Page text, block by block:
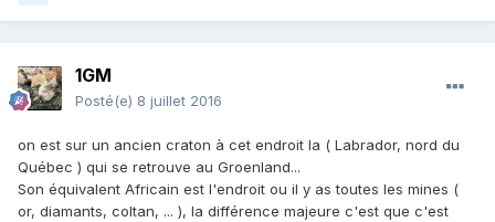
1GM
Posté(e) 8 juillet 2016
on est sur un ancien craton à cet endroit la ( Labrador, nord du
Québec ) qui se retrouve au Groenland...
Son équivalent Africain est l'endroit ou il y as toutes les mines (
or, diamants, coltan, ... ), la différence majeure c'est que c'est